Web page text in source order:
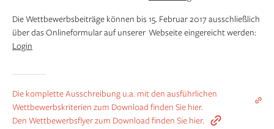
Die Wettbewerbsbeiträge können bis 15. Februar 2017 ausschließlich
über das Onlineformular auf unserer Webseite eingereicht werden:
Login
Die komplette Ausschreibung u.a. mit den ausführlichen
Wettbewerbskriterien zum Download finden Sie hier.
Den Wettbewerbsflyer zum Download finden Sie hier.